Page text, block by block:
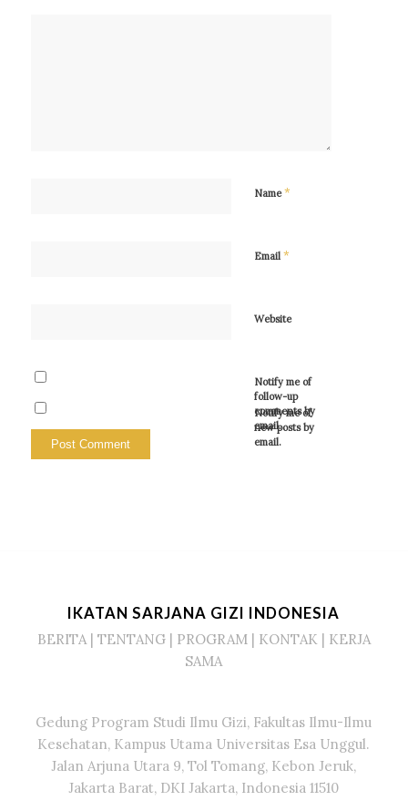
Name*
Email *
Website
Notify me of
follow-up
comments by
email.
Notify me of
new posts by
email.
IKATAN SARJANA GIZI INDONESIA
BERITA| TENTANG| PROGRAM| KONTAK| KERJA
SAMA
Gedung Program Studi Ilmu Gizi, Fakultas Ilmu-Ilmu
Kesehatan, Kampus Utama Universitas Esa Unggul.
Jalan Arjuna Utara 9, Tol Tomang, Kebon Jeruk,
Jakarta Barat, DKI Jakarta, Indonesia 11510